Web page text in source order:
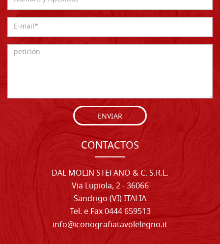
ENVIAR
CONTACTOS
DAL MOLIN STEFANO & C. S.R.L.
Via Lupiola, 2 - 36066
Sandrigo (VI) ITALIA
Tel. e Fax 0444 659513
info@iconografiatavolelegno.it